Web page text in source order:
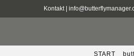
Inhalt
Kontakt |
START